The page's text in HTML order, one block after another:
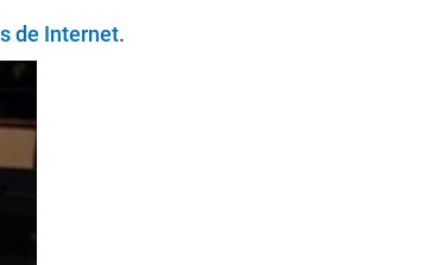
de Internet.